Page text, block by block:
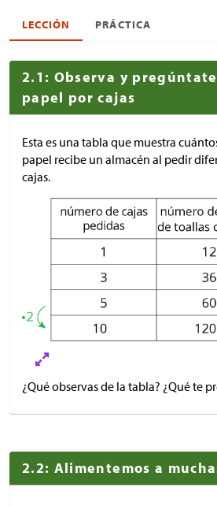
LECCIÓN PRÁCTICA
2.1: Observa y
papel por cajas
Esta es una tabla que muestra
papel recibe un almacén al pedir
cajas.
¿Qué observas de la tabla? ¿Qué te
2.2: Alimentemos a